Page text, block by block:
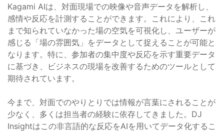
Kagami AIは、対面現場での映像や音声データを解析し、
感情や反応を計測することができます。これにより、これ
まで知られていなかった場の空気を可視化し、ユーザーが
感じる「場の雰囲気」をデータとして捉えることが可能と
なります。特に、参加者の集中度や反応を示す重要データ
に基づき、ビジネスの現場を改善するためのツールとして
期待されています。
今まで、対面でのやりとりでは情報が言葉にされることが
少なく、多くは担当者の経験に依存してきました。DJ
Insightはこの非言語的な反応をAIを用いてデータ化するこ